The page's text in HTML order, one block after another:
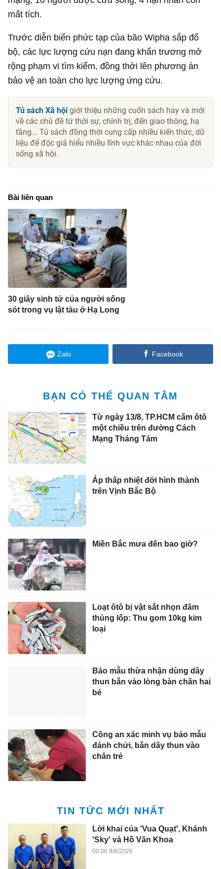
mất tích.
Trước diễn biến phức tạp của bão Wipha sắp đổ
bộ, các lực lượng cứu nạn đang khẩn trương mở
rộng phạm vi tìm kiếm, đồng thời lên phương án
bảo vệ an toàn cho lực lượng ứng cứu.
Tủ sách Xã hội giới thiệu những cuốn sách hay và mới
về các chủ đề từ thời sự, chính trị, đến giao thông, hạ
tầng... Tủ sách đồng thời cung cấp nhiều kiến thức, dữ
liệu để độc giả hiểu nhiều lĩnh vực khác nhau của đời
sống xã hội.
Bài liên quan
30 giây sinh tử của người sống
sót trong vụ lật tàu ở Hạ Long
Zalo Facebook
BẠN CÓ THỂ QUAN TÂM
Từ ngày 13/8, TP.HCM cấm ôtô
một chiều trên đường Cách
Mạng Tháng Tám
Áp thấp nhiệt đới hình thành
trên Vịnh Bắc Bộ
Miền Bắc mưa đến bao giờ?
Loạt ôtô bị vật sắt nhọn đâm
thủng lốp: Thu gom 10kg kim
loại
Bảo mẫu thừa nhận dùng dây
thun bắn vào lòng bàn chân hai
bé
Công an xác minh vụ bảo mẫu
đánh chửi, bắn dây thun vào
chân trẻ
TIN TỨC MỚI NHẤT
Lời khai của 'Vua Quạt', Khánh
'Sky' và Hồ Văn Khoa
00:06 8/8/2026